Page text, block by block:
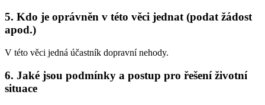
5. Kdo je oprávněn v této věci jednat (podat žádost
apod.)
V této věci jedná účastník dopravní nehody.
6. Jaké jsou podmínky a postup pro řešení životní
situace